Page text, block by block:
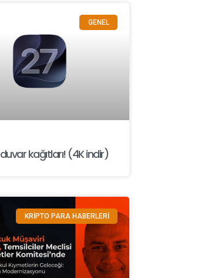
GENEL
kağıtları! (4K indir)
KRİPTO PARA HABERLERİ